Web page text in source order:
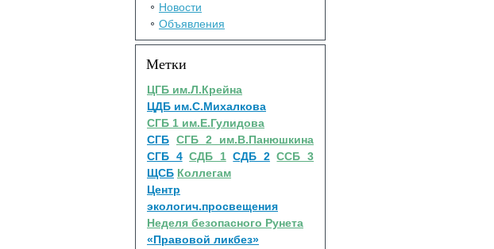
Новости
Объявления
Метки
ЦГБ им.Л.Крейна
ЦДБ им.С.Михалкова
СГБ 1 им.Е.Гулидова
СГБ СГБ 2 им.В.Панюшкина
СГБ 4 СДБ 1 СДБ 2 ССБ 3
ЩСБ Коллегам
Центр
экологич.просвещения
Неделя безопасного Рунета
«Правовой ликбез»